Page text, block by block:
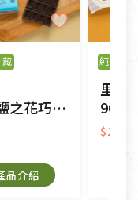
易於變質或損壞
換之商品：如
品瑕疵無法讀取僅
污損者。
等私人消耗性產
商品本身有瑕疵
事適用準
藏
花巧克力
品介紹
純素
里仁
90%
$250